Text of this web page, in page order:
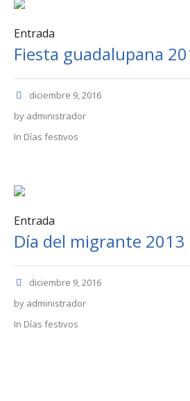
Entrada
Fiesta guadalupana
diciembre 9, 2016
by administrador
In Días festivos
Entrada
Día del migrante 2013
diciembre 9, 2016
by administrador
In Días festivos